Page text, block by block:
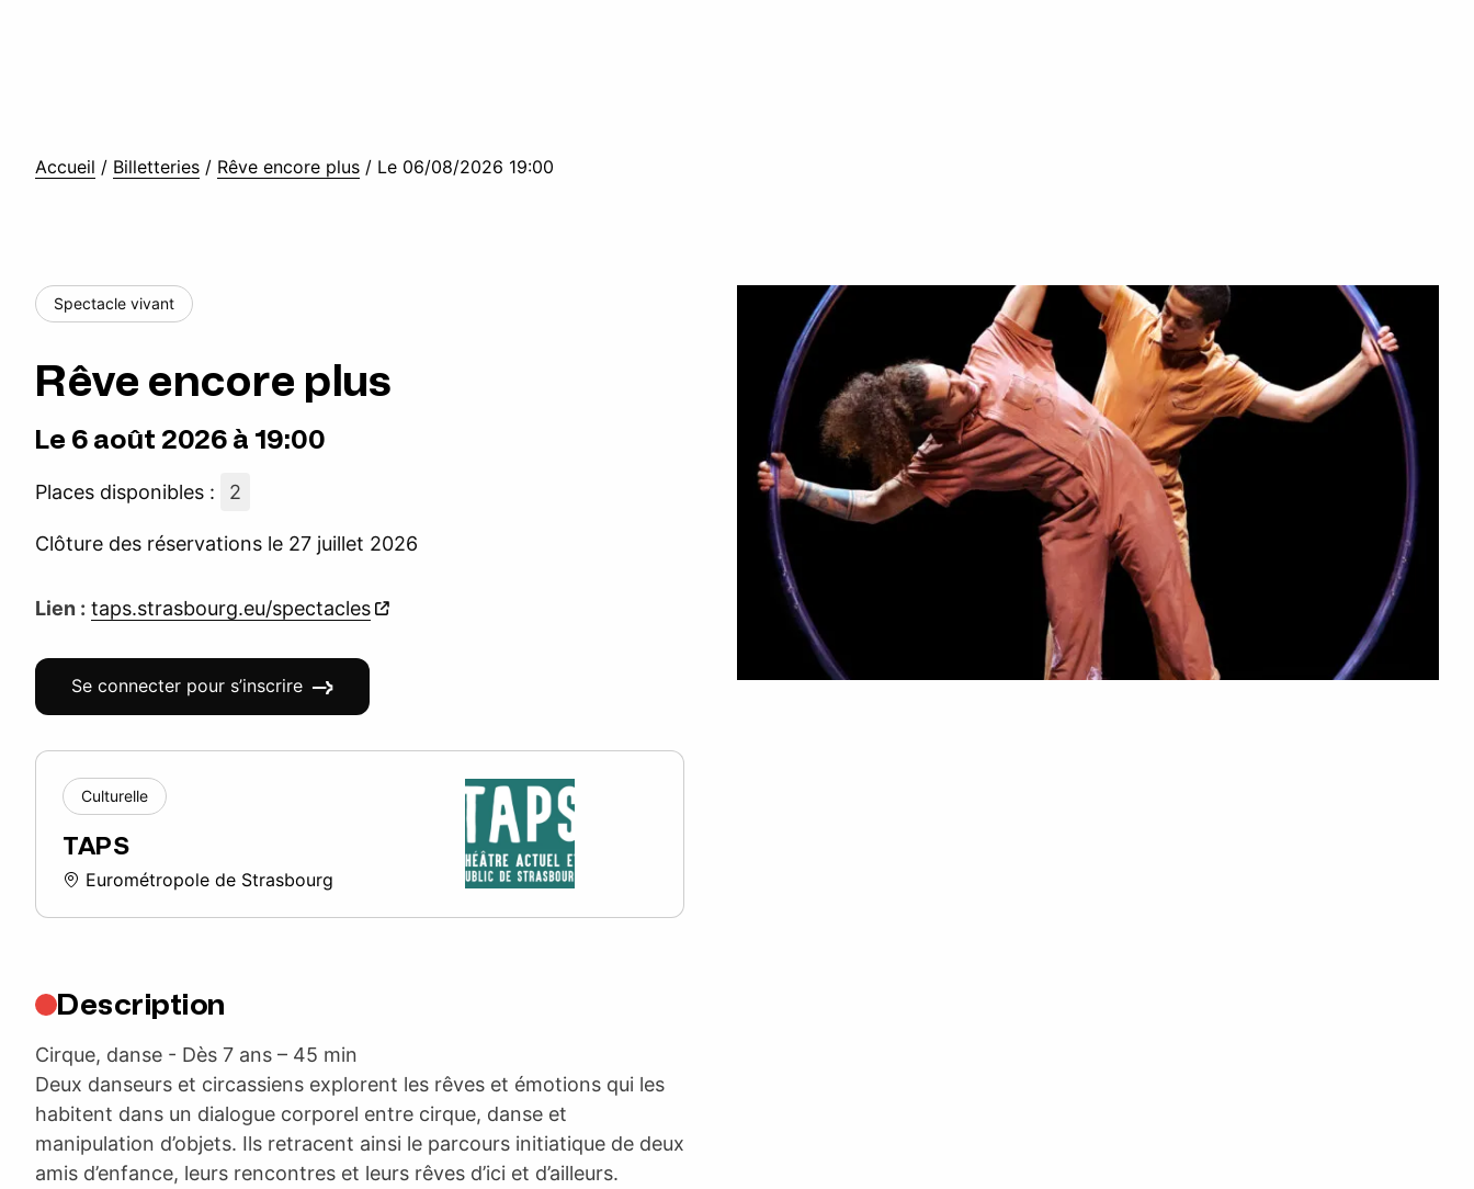
Accueil / Billetteries / Rêve encore plus / Le 06/08/2026 19:00
Spectacle vivant
Rêve encore plus
Le 6 août 2026 à 19:00
Places disponibles : 2
Clôture des réservations le 27 juillet 2026
Lien : taps.strasbourg.eu/spectacles
Se connecter pour s’inscrire
Culturelle
TAPS
Eurométropole de Strasbourg
Description
Cirque, danse - Dès 7 ans – 45 min
Deux danseurs et circassiens explorent les rêves et émotions qui les
habitent dans un dialogue corporel entre cirque, danse et
manipulation d’objets. Ils retracent ainsi le parcours initiatique de deux
amis d’enfance, leurs rencontres et leurs rêves d’ici et d’ailleurs.